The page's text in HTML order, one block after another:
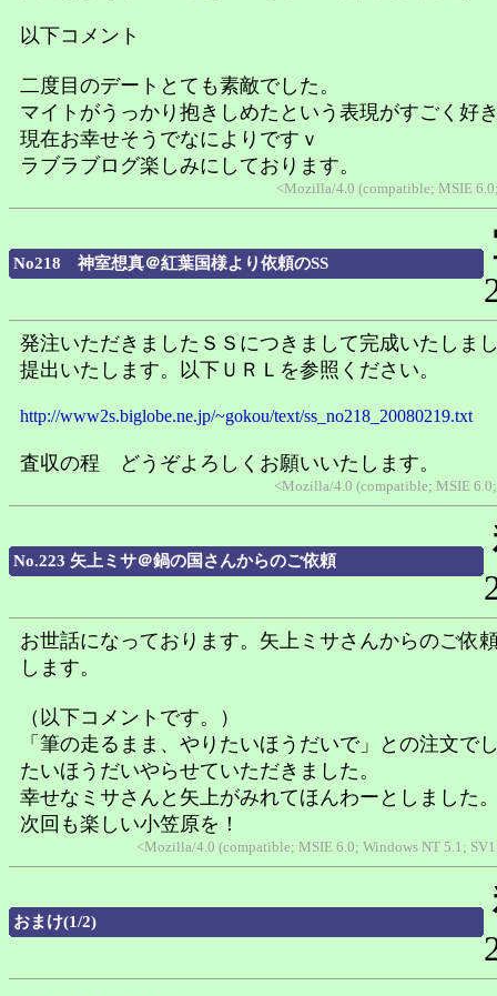
以下コメント
二度目のデートとても素敵でした。
マイトがうっかり抱きしめたという表現がすごく好
現在お幸せそうでなによりですｖ
ラブラブログ楽しみにしております。
<Mozilla/4.0 (compatible; MSIE
No218 神室想真＠紅葉国様より依頼のSS
発注いただきましたＳＳにつきまして完成いたしま
提出いたします。以下ＵＲＬを参照ください。
http://www2s.biglobe.ne.jp/~gokou/text/ss_no218_20080219.txt
査収の程 どうぞよろしくお願いいたします。
<Mozilla/4.0 (compatible; MSIE
No.223 矢上ミサ＠鍋の国さんからのご依頼
お世話になっております。矢上ミサさんからのご依
します。
（以下コメントです。）
「筆の走るまま、やりたいほうだいで」との注文で
たいほうだいやらせていただきました。
幸せなミサさんと矢上がみれてほんわーとしました
次回も楽しい小笠原を！
<Mozilla/4.0 (compatible; MSIE 6.0; Windows NT 5.1;
おまけ(1/2)